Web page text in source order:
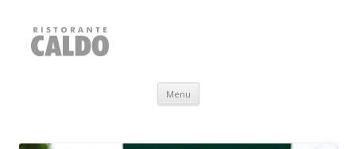
RISTORANTE CALDO
福井県敦賀市
Menu Skip to content